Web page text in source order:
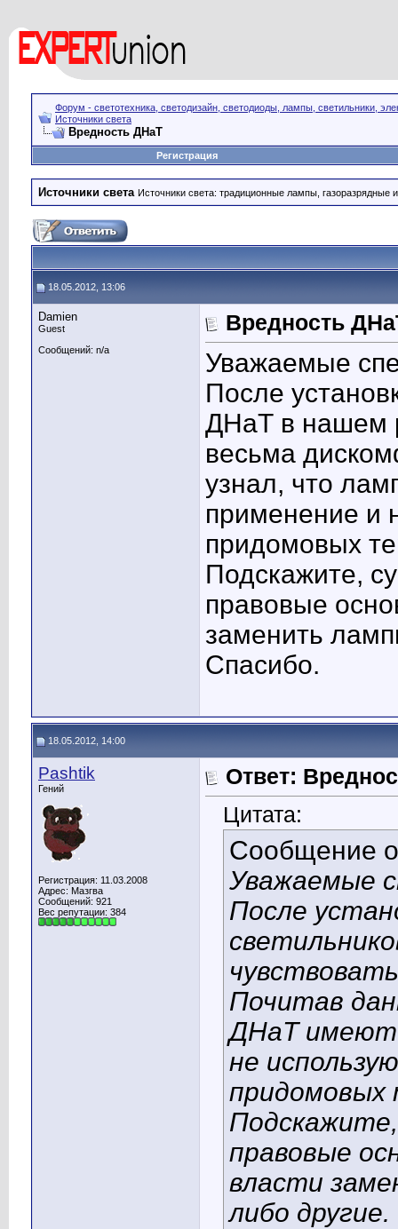
Форум - светотехника, светодизайн, светодиоды, лампы, светильники,
Источники света
Вредность ДНаТ
Регистрация
Источники света Источники света: традиционные лампы, газоразрядные
18.05.2012, 13:06
Damien
Guest
Сообщений: n/a
Вредность
Уважаемые
После
ДНаТ в нашем
весьма
узнал, что
применение и
придомовых
Подскажите,
правовые
заменить
Спасибо.
18.05.2012, 14:00
Pashtik
Гений
Регистрация: 11.03.2008
Адрес: Мазгва
Сообщений: 921
Вес репутации: 384
Ответ:
Цитата:
Сообщение
Уважаемые
После
Почитав
ДНаТ имеют
не
правовые
власти
либо